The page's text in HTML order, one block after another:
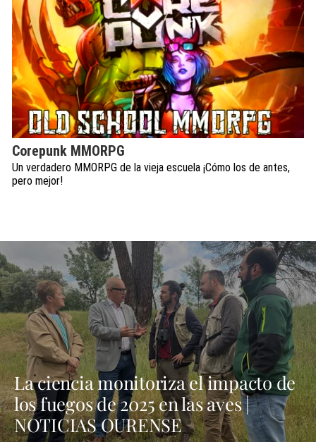
Corepunk MMORPG
Un verdadero MMORPG de la vieja escuela ¡Cómo los de antes,
pero mejor!
La ciencia monitoriza el impacto de
los fuegos de 2025 en las aves |
NOTICIAS OURENSE